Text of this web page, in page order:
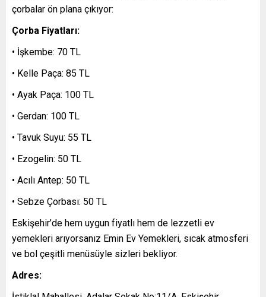
çorbalar ön plana çıkıyor:
Çorba Fiyatları:
• İşkembe: 70 TL
• Kelle Paça: 85 TL
• Ayak Paça: 100 TL
• Gerdan: 100 TL
• Tavuk Suyu: 55 TL
• Ezogelin: 50 TL
• Acılı Antep: 50 TL
• Sebze Çorbası: 50 TL
Eskişehir’de hem uygun fiyatlı hem de lezzetli ev
yemekleri arıyorsanız Emin Ev Yemekleri, sıcak atmosferi
ve bol çeşitli menüsüyle sizleri bekliyor.
Adres: